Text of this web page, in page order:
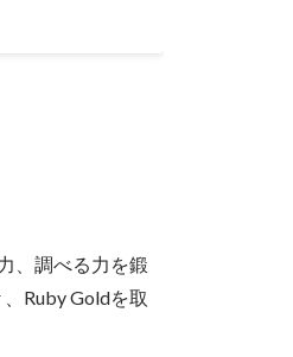
、調べる力を鍛
Ruby Goldを取